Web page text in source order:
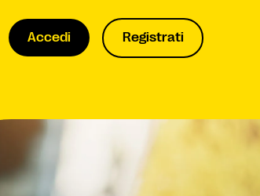
Accedi Registrati